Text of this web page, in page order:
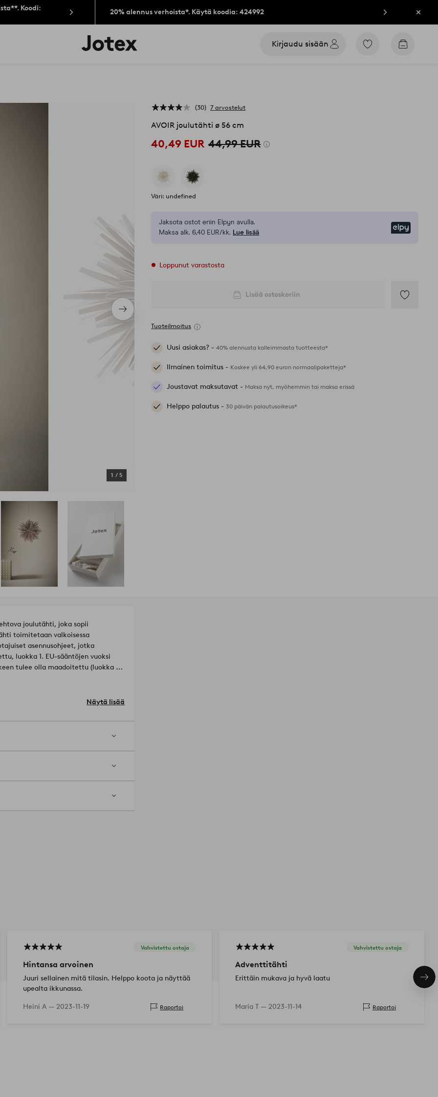
Koodi:
20% alennus verhoista*. Käytä koodia: 424992 Sulje
Jotex-
logo
Kirjaudu sisään
Siirry
Siirry
Seuraava
tuote
1 / 5
30 7 arvostelut
AVOIR joulutähti ø 56 cm
40,49 EUR 44,99 EUR
Väri: undefined
Jaksota ostot eriin Elpyn avulla.
Maksa alk. 6,40 EUR/kk. Lue lisää
Loppunut varastosta
Lisää ostoskoriin
Tuoteilmoitus
Uusi asiakas? -40% alennusta kalleimmasta tuotteesta*
Ilmainen toimitus - Koskee yli 64,90 euron normaalipaketteja*
Joustavat maksutavat - Maksa nyt, myöhemmin tai maksa erissä
Helppo palautus -30 päivän palautusoikeus*
joulutähti, joka sopii
toimitetaan valkoisessa
asennusohjeet, jotka
luokka 1. EU-sääntöjen vuoksi
tulee olla maadoitettu (luokka 1),
(FSC) -sertifikaatti, mikä tarkoittaa,
jossa otetaan huomioon
Näytä lisää
Vahvistettu ostaja
Hintansa arvoinen
Juuri sellainen mitä tilasin. Helppo koota ja näyttää
upealta ikkunassa.
Heini A — 2023-11-19 Raportoi
Vahvistettu ostaja
Adventtitähti
Erittäin mukava ja hyvä laatu
Maria T — 2023-11-14 Raportoi